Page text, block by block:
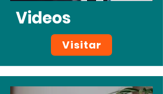
Videos
Visitar